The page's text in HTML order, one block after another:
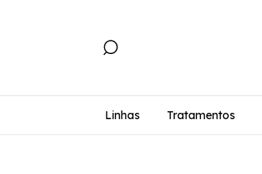
Linhas Tratamentos